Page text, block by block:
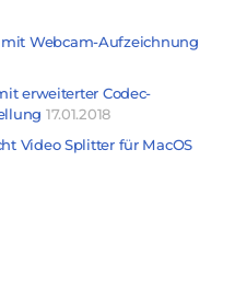
Webcam-Aufzeichnung
erweiterter Codec-
17.01.2018
Video Splitter für MacOS